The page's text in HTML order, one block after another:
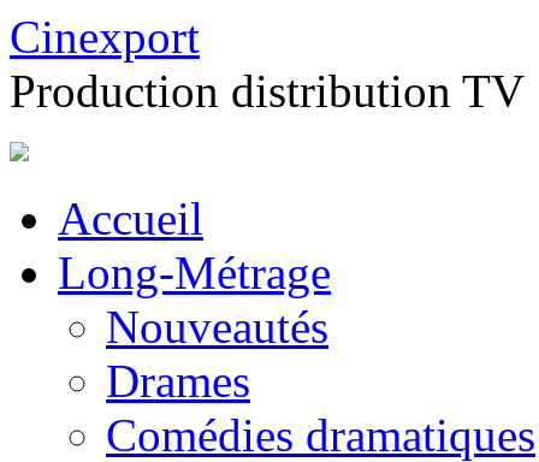
Cinexport
Production distribution TV
Accueil
Long-Métrage
Nouveautés
Drames
Comédies dramatiques